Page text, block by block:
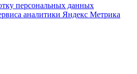
персональных данных
аналитики Яндекс Метрика